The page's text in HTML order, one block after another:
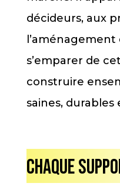
décideurs, aux
s’emparer de
construire
saines, durables
Chaque